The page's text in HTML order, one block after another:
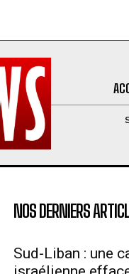
NOS DERNIERS
Sud-Liban : une